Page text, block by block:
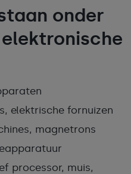
onder
elektrische fornuizen
magnetrons
processor, muis,